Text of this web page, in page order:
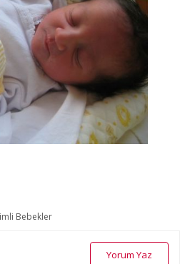
Bebekler
Yorum Yaz